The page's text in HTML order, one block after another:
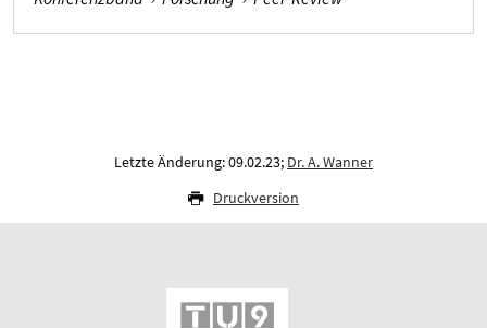
Letzte Änderung: 09.02.23; Dr. A. Wanner
Druckversion